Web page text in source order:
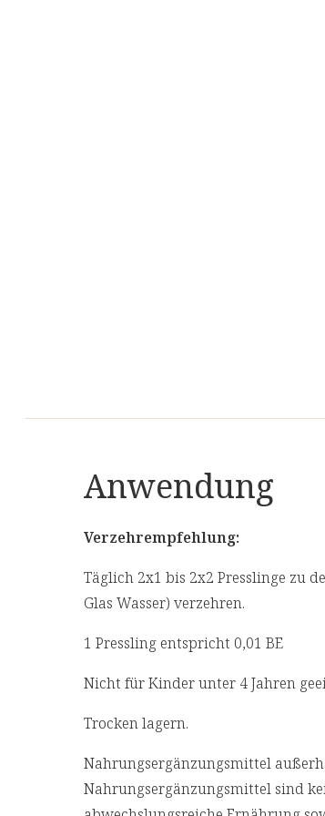
Anwendung
Verzehrempfehlung:
Täglich 2x1 bis 2x2 Presslinge zu
Glas Wasser) verzehren.
1 Pressling entspricht 0,01 BE
Nicht für Kinder unter 4 Jahren
Trocken lagern.
Nahrungsergänzungsmittel
Nahrungsergänzungsmittel sind